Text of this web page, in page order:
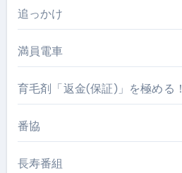
追っかけ
満員電車
育毛剤「返金(保証)」を極める！
番協
長寿番組